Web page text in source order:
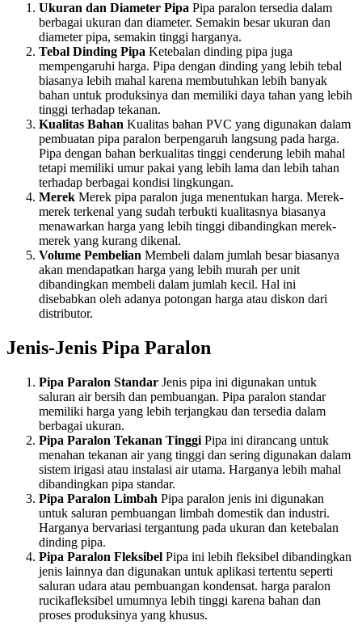
Ukuran dan Diameter Pipa Pipa paralon tersedia dalam
berbagai ukuran dan diameter. Semakin besar ukuran dan
diameter pipa, semakin tinggi harganya.
Tebal Dinding Pipa Ketebalan dinding pipa juga
mempengaruhi harga. Pipa dengan dinding yang lebih tebal
biasanya lebih mahal karena membutuhkan lebih banyak
bahan untuk produksinya dan memiliki daya tahan yang lebih
tinggi terhadap tekanan.
Kualitas Bahan Kualitas bahan PVC yang digunakan dalam
pembuatan pipa paralon berpengaruh langsung pada harga.
Pipa dengan bahan berkualitas tinggi cenderung lebih mahal
tetapi memiliki umur pakai yang lebih lama dan lebih tahan
terhadap berbagai kondisi lingkungan.
Merek Merek pipa paralon juga menentukan harga. Merek-
merek terkenal yang sudah terbukti kualitasnya biasanya
menawarkan harga yang lebih tinggi dibandingkan merek-
merek yang kurang dikenal.
Volume Pembelian Membeli dalam jumlah besar biasanya
akan mendapatkan harga yang lebih murah per unit
dibandingkan membeli dalam jumlah kecil. Hal ini
disebabkan oleh adanya potongan harga atau diskon dari
distributor.
Jenis-Jenis Pipa Paralon
Pipa Paralon Standar Jenis pipa ini digunakan untuk
saluran air bersih dan pembuangan. Pipa paralon standar
memiliki harga yang lebih terjangkau dan tersedia dalam
berbagai ukuran.
Pipa Paralon Tekanan Tinggi Pipa ini dirancang untuk
menahan tekanan air yang tinggi dan sering digunakan dalam
sistem irigasi atau instalasi air utama. Harganya lebih mahal
dibandingkan pipa standar.
Pipa Paralon Limbah Pipa paralon jenis ini digunakan
untuk saluran pembuangan limbah domestik dan industri.
Harganya bervariasi tergantung pada ukuran dan ketebalan
dinding pipa.
Pipa Paralon Fleksibel Pipa ini lebih fleksibel dibandingkan
jenis lainnya dan digunakan untuk aplikasi tertentu seperti
saluran udara atau pembuangan kondensat. harga paralon
rucikafleksibel umumnya lebih tinggi karena bahan dan
proses produksinya yang khusus.